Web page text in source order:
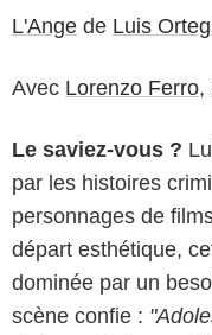
L'Ange de Luis
Avec Lorenzo Ferro,
Le saviez-vous ?
par les histoires
personnages de
départ esthétique,
dominée par un
scène confie :